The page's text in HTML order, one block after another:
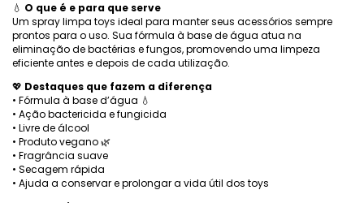
💧 O que é e para que serve
Um spray limpa toys ideal para manter seus acessórios sempre
prontos para o uso. Sua fórmula à base de água atua na
eliminação de bactérias e fungos, promovendo uma limpeza
eficiente antes e depois de cada utilização.
💖 Destaques que fazem a diferença
• Fórmula à base d’água 💧
• Ação bactericida e fungicida
• Livre de álcool
• Produto vegano 🌿
• Fragrância suave
• Secagem rápida
• Ajuda a conservar e prolongar a vida útil dos toys